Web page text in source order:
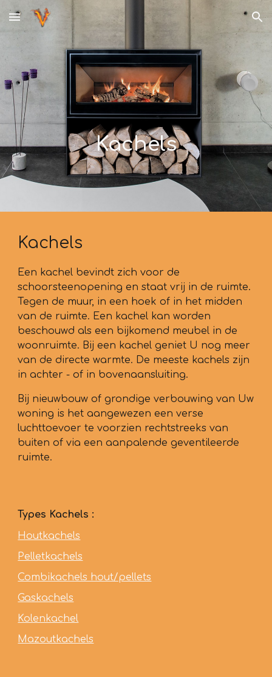
Skip to main content Skip to navigation
Kachels
Kachels
Een kachel bevindt zich voor de
schoorsteenopening en staat vrij in de ruimte.
Tegen de muur, in een hoek of in het midden
van de ruimte. Een kachel kan worden
beschouwd als een bijkomend meubel in de
woonruimte. Bij een kachel geniet U nog meer
van de directe warmte. De meeste kachels zijn
in achter - of in bovenaansluiting.
Bij nieuwbouw of grondige verbouwing van Uw
woning is het aangewezen een verse
luchttoevoer te voorzien rechtstreeks van
buiten of via een aanpalende geventileerde
ruimte.
Types Kachels :
Houtkachels
Pelletkachels
Combikachels hout/pellets
Gaskachels
Kolenkachel
Mazoutkachels